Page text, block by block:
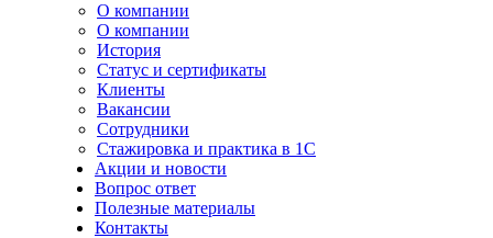
О компании
О компании
История
Статус и сертификаты
Клиенты
Вакансии
Сотрудники
Стажировка и практика в 1С
Акции и новости
Вопрос ответ
Полезные материалы
Контакты